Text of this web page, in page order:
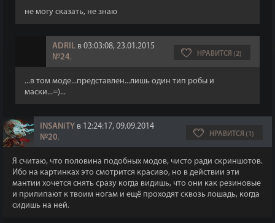
не могу сказать, не знаю
ADRIL в 03:03:08, 23.01.2015
№24, НРАВИТСЯ (2)
...в том моде...представлен...лишь один тип робы и
маски...=)...
INSANiTY в 12:24:17, 09.09.2014
№20, НРАВИТСЯ (1)
Я считаю, что половина подобных модов, чисто ради скриншотов.
Ибо на картинках это смотрится красиво, но в действии эти
мантии хочется снять сразу когда видишь, что они как резиновые
и прилипают к твоим ногам и ещё проходят сквозь лошадь, когда
сидишь на ней.